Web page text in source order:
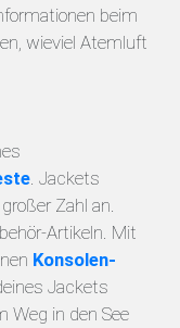
beim
wieviel Atemluft
. Jackets
Zahl an.
Artikeln. Mit
Konsolen-
Jackets
Weg in den See